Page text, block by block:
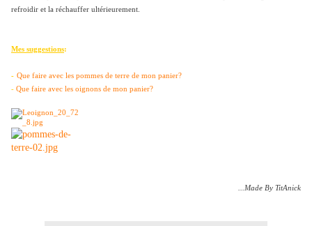
refroidir et la réchauffer ultérieurement.
Mes suggestions:
- Que faire avec les pommes de terre de mon panier?
- Que faire avec les oignons de mon panier?
...Made By TitAnick